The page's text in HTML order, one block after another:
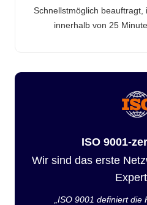
Schnellstmöglich beauftragt,
innerhalb von 25
ISO 9001-
Wir sind das erste
„ISO 9001 definiert